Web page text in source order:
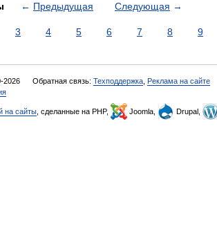
← Предыдущая Следующая →
3 4 5 6 7 8 9
2026 Обратная связь: Техподдержка Реклама на сайте
на сайты , сделанные на PHP, Joomla, Drupal,